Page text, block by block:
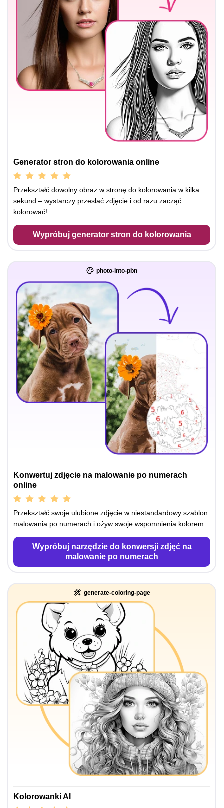
Generator stron do kolorowania online
Przekształć dowolny obraz w stronę do kolorowania w kilka
sekund – wystarczy przesłać zdjęcie i od razu zacząć
kolorować!
Wypróbuj generator stron do kolorowania
photo-into-pbn
Konwertuj zdjęcie na malowanie po numerach
online
Przekształć swoje ulubione zdjęcie w niestandardowy szablon
malowania po numerach i ożyw swoje wspomnienia kolorem.
Wypróbuj narzędzie do konwersji zdjęć na
malowanie po numerach
generate-coloring-page
Kolorowanki AI